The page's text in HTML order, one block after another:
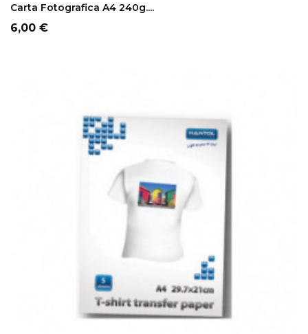
Carta Fotografica A4 240g....
Prezzo
6,00 €